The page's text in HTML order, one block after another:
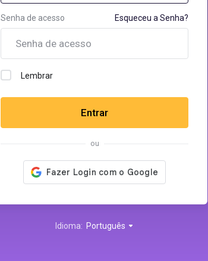
Senha de acesso Esqueceu a Senha?
Lembrar
Entrar
ou
Idioma: Português